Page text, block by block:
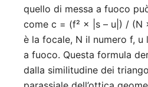
quello di messa a fuoco
come c = (f² × |s – u|) / (N
è la focale, N il numero f, u
a fuoco. Questa formula
dalla similitudine dei